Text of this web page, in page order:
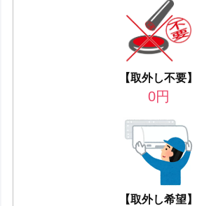
【取外し不要】
0円
【取外し希望】